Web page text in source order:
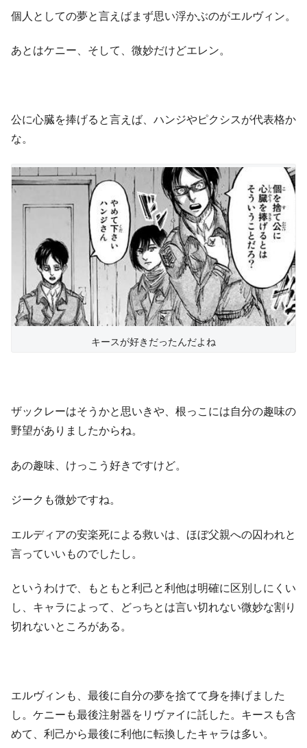
個人としての夢と言えばまず思い浮かぶのがエルヴィン。
あとはケニー、そして、微妙だけどエレン。
公に心臓を捧げると言えば、ハンジやピクシスが代表格か
な。
キースが好きだったんだよね
ザックレーはそうかと思いきや、根っこには自分の趣味の
野望がありましたからね。
あの趣味、けっこう好きですけど。
ジークも微妙ですね。
エルディアの安楽死による救いは、ほぼ父親への囚われと
言っていいものでしたし。
というわけで、もともと利己と利他は明確に区別しにくい
し、キャラによって、どっちとは言い切れない微妙な割り
切れないところがある。
エルヴィンも、最後に自分の夢を捨てて身を捧げました
し。ケニーも最後注射器をリヴァイに託した。キースも含
めて、利己から最後に利他に転換したキャラは多い。